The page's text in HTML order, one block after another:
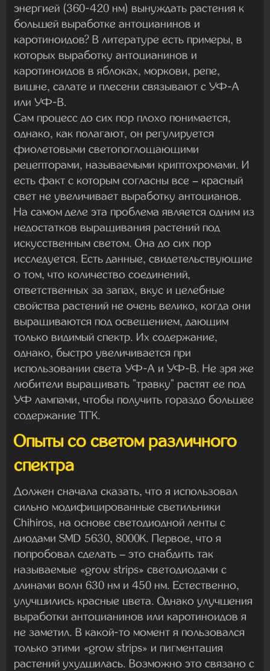
энергией (360-420 нм) вынуждать растения к
большей выработке антоцианинов и
каротиноидов? В литературе есть примеры, в
которых выработку антоцианинов и
каротиноидов в яблоках, моркови, репе,
вишне, салате и плесени связывают с УФ-А
или УФ-В.
Сам процесс до сих пор плохо понимается,
однако, как полагают, он регулируется
фиолетовыми светопоглощающими
рецепторами, называемыми криптохромами. И
есть факт с которым согласны все – красный
свет не увеличивает выработку антоцианов.
На самом деле эта проблема является одним из
недостатков выращивания растений под
искусственным светом. Она до сих пор
исследуется. Есть данные, свидетельствующие
о том, что количество соединений,
ответственных за запах, вкус и целебные
свойства растений не очень велико, когда они
выращиваются под освещением, дающим
только видимый спектр. Их содержание,
однако, быстро увеличивается при
использовании света УФ-А и УФ-В. Не зря же
любители выращивать "травку" растят ее под
УФ лампами, чтобы получить гораздо большее
содержание ТГК.
Опыты со светом различного
спектра
Должен сначала сказать, что я использовал
сильно модифицированные светильники
Chihiros, на основе светодиодной ленты с
диодами SMD 5630, 8000K. Первое, что я
попробовал сделать – это снабдить так
называемые «grow strips» светодиодами с
длинами волн 630 нм и 450 нм. Естественно,
улучшились красные цвета. Однако улучшения
выработки антоцианинов или каротиноидов я
не заметил. В какой-то момент я пользовался
только этими «grow strips» и пигментация
растений ухудшилась. Возможно это связано с